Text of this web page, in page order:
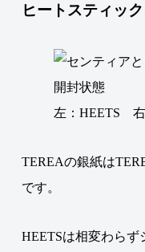
ヒートスティッ
左：HEETS
TEREAの銀紙は
です。
HEETSは相変わらず